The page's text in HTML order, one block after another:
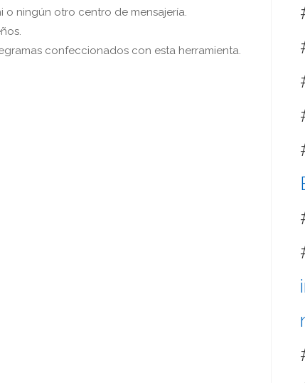
o ningún otro centro de mensajería.
confeccionados con esta herramienta.